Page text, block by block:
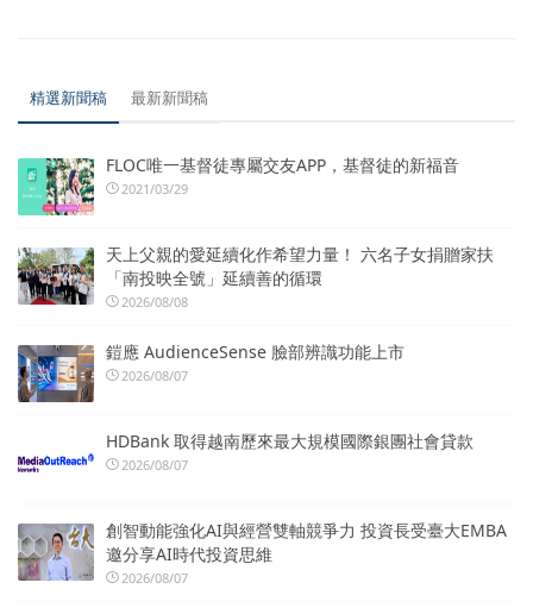
精選新聞稿 最新新聞稿
FLOC唯一基督徒專屬交友APP，基督徒的新福音
2021/03/29
天上父親的愛延續化作希望力量！ 六名子女捐贈家扶
「南投映全號」延續善的循環
2026/08/08
鎧應 AudienceSense 臉部辨識功能上市
2026/08/07
HDBank 取得越南歷來最大規模國際銀團社會貸款
2026/08/07
創智動能強化AI與經營雙軸競爭力 投資長受臺大EMBA
邀分享AI時代投資思維
2026/08/07